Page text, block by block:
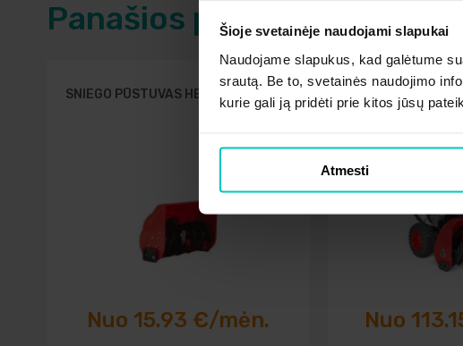
Šioje svetainėje naudojami slapukai
Naudojame slapukus, kad galėtume
srautą. Be to, svetainės naudojimo
kurie gali ją pridėti prie kitos jūsų
Atmesti
Panašios prekės
SNIEGO PŪSTUVAS HECHT 000861C
Nuo 15.93 €/mėn.
BENZININIS
HECHT
Nuo